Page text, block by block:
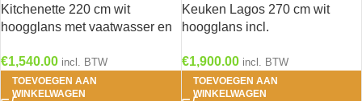
Kitchenette 220 cm wit
hoogglans met vaatwasser en
4534
€1,540.00 incl. BTW
TOEVOEGEN AAN
WINKELWAGEN
Keuken Lagos 270 cm wit
hoogglans incl.
€1,900.00 incl. BTW
TOEVOEGEN AAN
WINKELWAGEN